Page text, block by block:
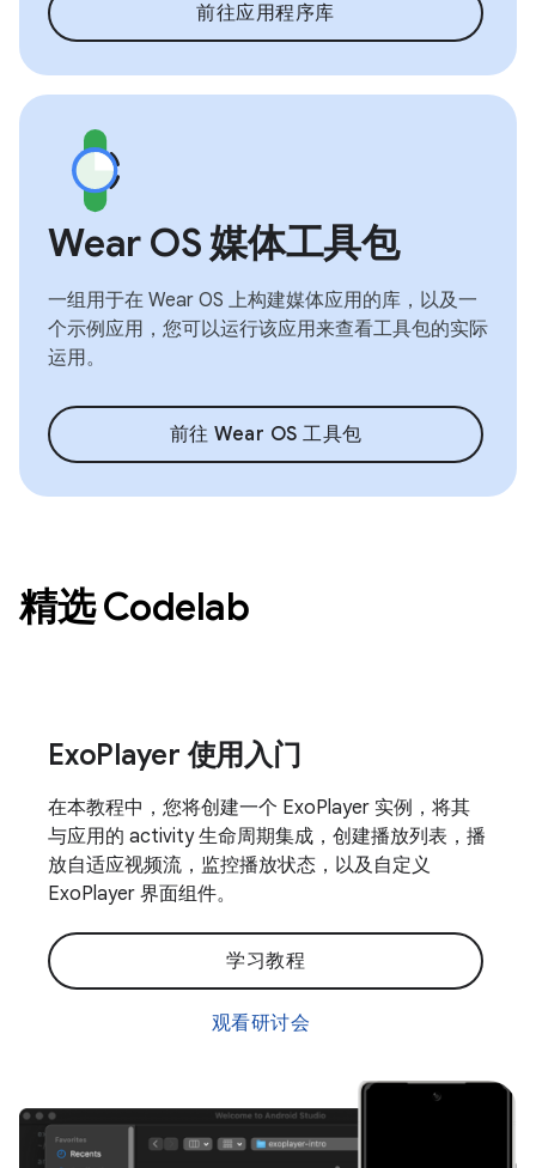
前往应用程序库
Wear OS 媒体工具包
一组用于在 Wear OS 上构建媒体应用的库，以及一
个示例应用，您可以运行该应用来查看工具包的实际
运用。
前往 Wear OS 工具包
精选 Codelab
ExoPlayer 使用入门
在本教程中，您将创建一个 ExoPlayer 实例，将其
与应用的 activity 生命周期集成，创建播放列表，播
放自适应视频流，监控播放状态，以及自定义
ExoPlayer 界面组件。
学习教程
观看研讨会